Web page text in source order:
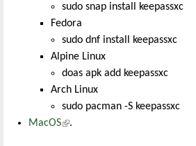
sudo snap install keepassxc
Fedora
sudo dnf install keepassxc
Alpine Linux
doas apk add keepassxc
Arch Linux
sudo pacman -S keepassxc
MacOS(külső hivatkozás)
.